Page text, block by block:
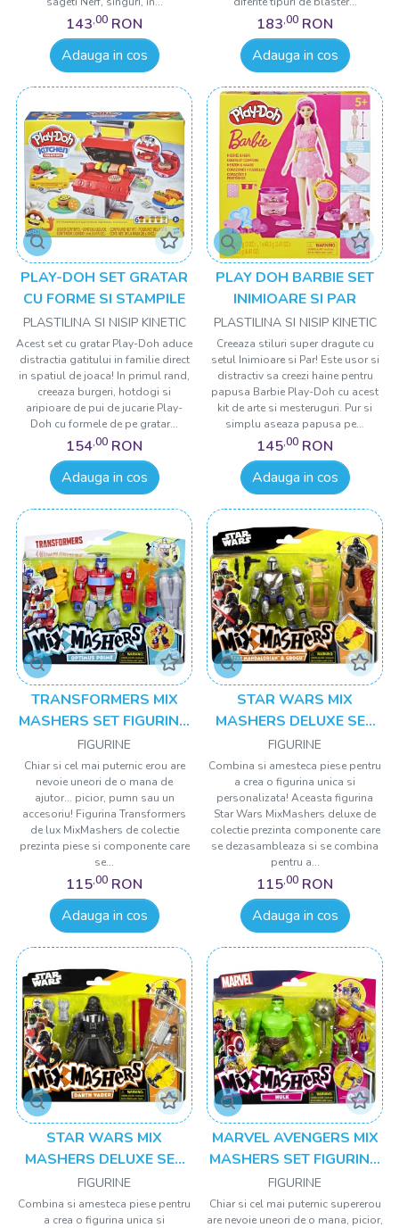
143,00 RON
Adauga in cos
183,00 RON
Adauga in cos
PLAY-DOH SET GRATAR
CU FORME SI STAMPILE
PLASTILINA SI NISIP KINETIC
Acest set cu gratar Play-Doh aduce
distractia gatitului in familie direct
in spatiul de joaca! In primul rand,
creeaza burgeri, hotdogi si
aripioare de pui de jucarie Play-
Doh cu formele de pe gratar...
154,00 RON
Adauga in cos
PLAY DOH BARBIE SET
INIMIOARE SI PAR
PLASTILINA SI NISIP KINETIC
Creeaza stiluri super dragute cu
setul Inimioare si Par! Este usor si
distractiv sa creezi haine pentru
papusa Barbie Play-Doh cu acest
kit de arte si mesteruguri. Pur si
simplu aseaza papusa pe...
145,00 RON
Adauga in cos
TRANSFORMERS MIX
MASHERS SET FIGURINA
OPTIMUS PRIME 12CM SI
ACCESORII
FIGURINE
Chiar si cel mai puternic erou are
nevoie uneori de o mana de
ajutor... picior, pumn sau un
accesoriu! Figurina Transformers
de lux MixMashers de colectie
prezinta piese si componente care
se...
115,00 RON
Adauga in cos
STAR WARS MIX
MASHERS DELUXE SET
FIGURINA
MANDALORIAN AND
GROGU 12CM SI
ACCESORII
FIGURINE
Combina si amesteca piese pentru
a crea o figurina unica si
personalizata! Aceasta figurina
Star Wars MixMashers deluxe de
colectie prezinta componente care
se dezasambleaza si se combina
pentru a...
115,00 RON
Adauga in cos
STAR WARS MIX
MASHERS DELUXE SET
FIGURINA DARTH VADER
12CM SI ACCESORII
FIGURINE
Combina si amesteca piese pentru
a crea o figurina unica si
MARVEL AVENGERS MIX
MASHERS SET FIGURINA
HULK 12CM SI
ACCESORII
FIGURINE
Chiar si cel mai puternic supererou
are nevoie uneori de o mana, picior,